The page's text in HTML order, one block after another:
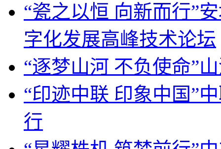
“瓷之以恒 向新而行”
字化发展高峰技术论坛
“逐梦山河 不负使命”
“印迹中联 印象中国”
行